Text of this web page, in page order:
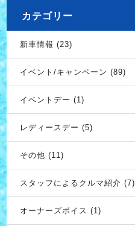
カテゴリー
新車情報 (23)
イベント/キャンペーン (89)
イベントデー (1)
レディースデー (5)
その他 (11)
スタッフによるクルマ紹介 (7)
オーナーズボイス (1)